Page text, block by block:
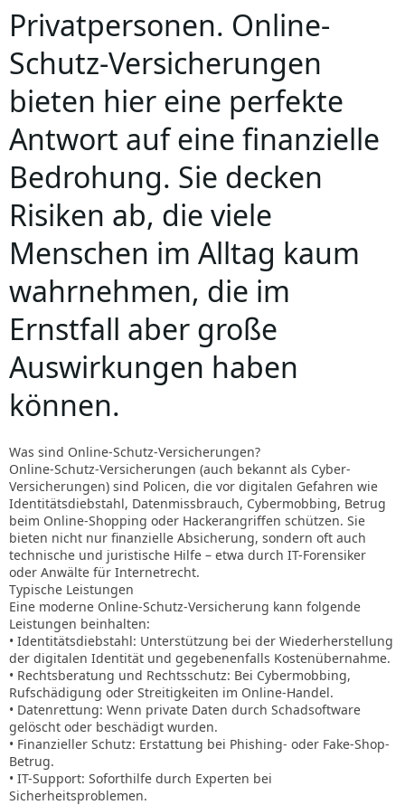
Privatpersonen. Online-
Schutz-Versicherungen
bieten hier eine perfekte
Antwort auf eine finanzielle
Bedrohung. Sie decken
Risiken ab, die viele
Menschen im Alltag kaum
wahrnehmen, die im
Ernstfall aber große
Auswirkungen haben
können.
Was sind Online-Schutz-Versicherungen?
Online-Schutz-Versicherungen (auch bekannt als Cyber-
Versicherungen) sind Policen, die vor digitalen Gefahren wie
Identitätsdiebstahl, Datenmissbrauch, Cybermobbing, Betrug
beim Online-Shopping oder Hackerangriffen schützen. Sie
bieten nicht nur finanzielle Absicherung, sondern oft auch
technische und juristische Hilfe – etwa durch IT-Forensiker
oder Anwälte für Internetrecht.
Typische Leistungen
Eine moderne Online-Schutz-Versicherung kann folgende
Leistungen beinhalten:
• Identitätsdiebstahl: Unterstützung bei der Wiederherstellung
der digitalen Identität und gegebenenfalls Kostenübernahme.
• Rechtsberatung und Rechtsschutz: Bei Cybermobbing,
Rufschädigung oder Streitigkeiten im Online-Handel.
• Datenrettung: Wenn private Daten durch Schadsoftware
gelöscht oder beschädigt wurden.
• Finanzieller Schutz: Erstattung bei Phishing- oder Fake-Shop-
Betrug.
• IT-Support: Soforthilfe durch Experten bei
Sicherheitsproblemen.